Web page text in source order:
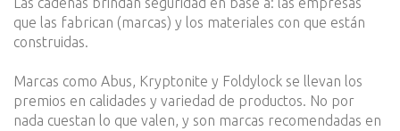
que las fabrican (marcas) y los materiales con que están
construidas.
Marcas como Abus, Kryptonite y Foldylock se llevan los
premios en calidades y variedad de productos. No por
nada cuestan lo que valen, y son marcas recomendadas en